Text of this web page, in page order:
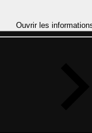
Ouvrir les